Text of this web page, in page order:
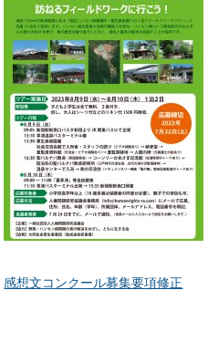
感想文コンクール募集要項修正